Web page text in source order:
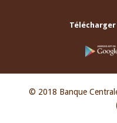
© 2018 Banque